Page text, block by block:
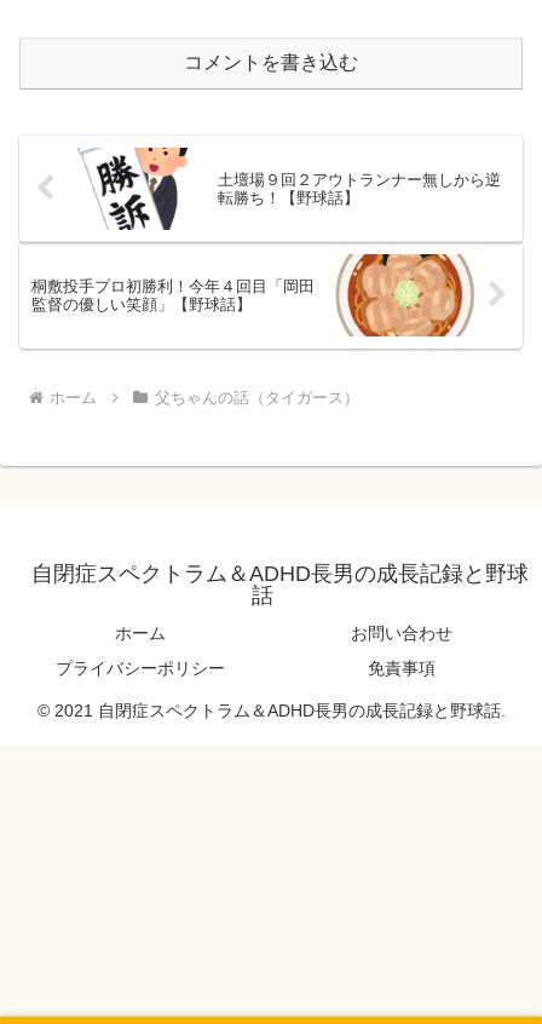
コメントを書き込む
土壇場９回２アウトランナー無しから逆
転勝ち！【野球話】
桐敷投手プロ初勝利！今年４回目「岡田
監督の優しい笑顔」【野球話】
ホーム 父ちゃんの話（タイガース）
自閉症スペクトラム＆ADHD長男の成長記録と野球
話
ホーム
お問い合わせ
プライバシーポリシー
免責事項
© 2021 自閉症スペクトラム＆ADHD長男の成長記録と野球話.